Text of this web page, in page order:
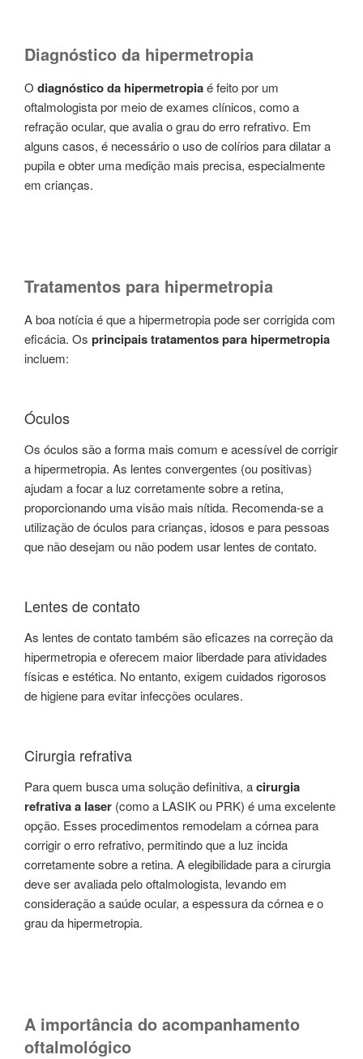
Diagnóstico da hipermetropia
O diagnóstico da hipermetropiaé feito por um
oftalmologista por meio de exames clínicos, como a
refração ocular, que avalia o grau do erro refrativo. Em
alguns casos, é necessário o uso de colírios para dilatar a
pupila e obter uma medição mais precisa, especialmente
em crianças.
Tratamentos para hipermetropia
A boa notícia é que a hipermetropia pode ser corrigida com
eficácia. Os principais tratamentos para hipermetropia
incluem:
Óculos
Os óculos são a forma mais comum e acessível de corrigir
a hipermetropia. As lentes convergentes (ou positivas)
ajudam a focar a luz corretamente sobre a retina,
proporcionando uma visão mais nítida. Recomenda-se a
utilização de óculos para crianças, idosos e para pessoas
que não desejam ou não podem usar lentes de contato.
Lentes de contato
As lentes de contato também são eficazes na correção da
hipermetropia e oferecem maior liberdade para atividades
físicas e estética. No entanto, exigem cuidados rigorosos
de higiene para evitar infecções oculares.
Cirurgia refrativa
Para quem busca uma solução definitiva, acirurgia
refrativa a laser (como a LASIK ou PRK) é uma excelente
opção. Esses procedimentos remodelam a córnea para
corrigir o erro refrativo, permitindo que a luz incida
corretamente sobre a retina. A elegibilidade para a cirurgia
deve ser avaliada pelo oftalmologista, levando em
consideração a saúde ocular, a espessura da córnea e o
grau da hipermetropia.
A importância do acompanhamento
oftalmológico